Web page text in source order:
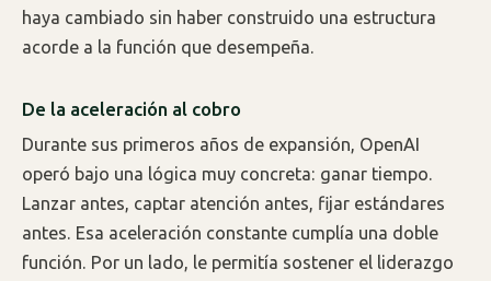
haya cambiado sin haber construido una estructura
acorde a la función que desempeña.
De la aceleración al cobro
Durante sus primeros años de expansión, OpenAI
operó bajo una lógica muy concreta: ganar tiempo.
Lanzar antes, captar atención antes, fijar estándares
antes. Esa aceleración constante cumplía una doble
función. Por un lado, le permitía sostener el liderazgo